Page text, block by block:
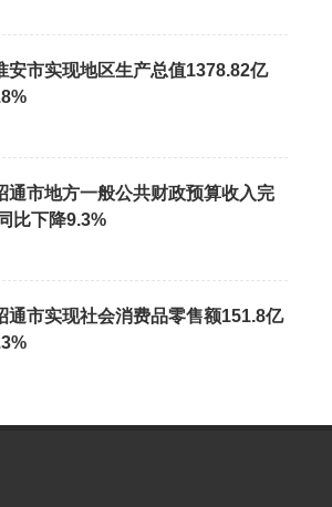
安市实现地区生产总值1378.82亿
通市地方一般公共财政预算收入完
比下降9.3%
通市实现社会消费品零售额151.8亿